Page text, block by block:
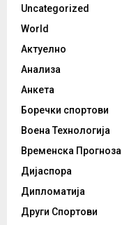
Uncategorized
World
Актуелно
Анализа
Анкета
Боречки спортови
Воена Технологија
Временска Прогноза
Дијаспора
Дипломатија
Други Спортови